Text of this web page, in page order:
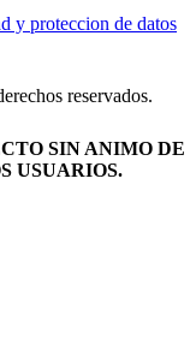
y proteccion de datos
reservados.
SIN ANIMO
USUARIOS.